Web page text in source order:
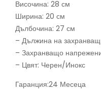
Височина: 28 см
Ширина: 20 см
Дълбочина: 27 см
– Дължина на
– Захранващо
– Цвят: Черен/Инокс
Гаранция:24 Месеца